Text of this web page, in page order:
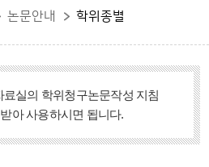
논문안내 학위종별
실의 학위청구논문작성 지침
아 사용하시면 됩니다.